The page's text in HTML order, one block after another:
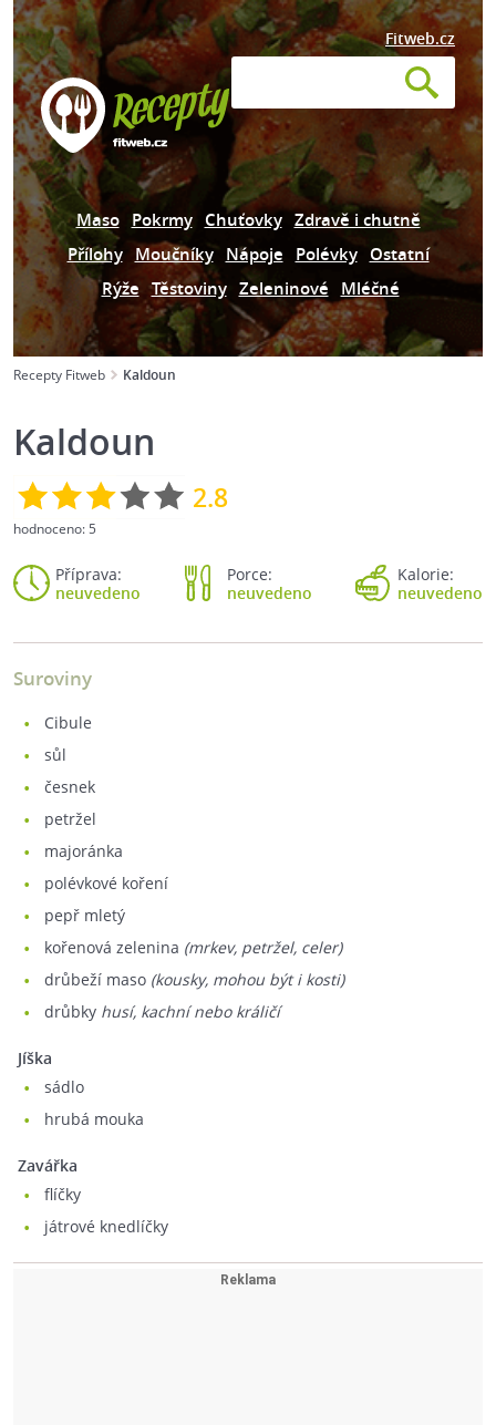
Fitweb.cz
Maso Pokrmy Chuťovky Zdravě i chutně
Přílohy Moučníky Nápoje Polévky Ostatní
Rýže Těstoviny Zeleninové Mléčné
Recepty Fitweb Kaldoun
Kaldoun
2.8
hodnoceno:5
Příprava:
neuvedeno
Porce:
neuvedeno
Kalorie:
neuvedeno
Suroviny
cibule
sůl
česnek
petržel
majoránka
polévkové koření
pepř mletý
kořenová zelenina (mrkev, petržel, celer)
drůbeží maso (kousky, mohou být i kosti)
drůbky husí, kachní nebo králičí
Jíška
sádlo
hrubá mouka
Zavářka
flíčky
játrové knedlíčky